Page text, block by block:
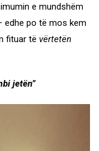
e mundshëm
edhe po të mos kem
fituar të vërtetën
jetën”